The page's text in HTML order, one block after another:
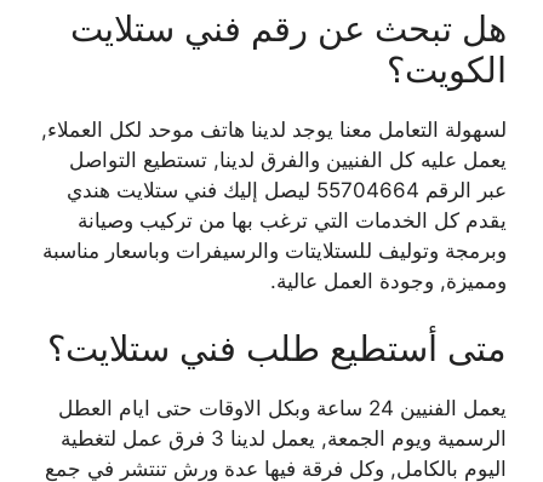
هل تبحث عن رقم فني ستلايت
الكويت؟
لسهولة التعامل معنا يوجد لدينا هاتف موحد لكل العملاء,
يعمل عليه كل الفنيين والفرق لدينا, تستطيع التواصل
عبر الرقم 55704664 ليصل إليك فني ستلايت هندي
يقدم كل الخدمات التي ترغب بها من تركيب وصيانة
وبرمجة وتوليف للستلايتات والرسيفرات وباسعار مناسبة
ومميزة, وجودة العمل عالية.
متى أستطيع طلب فني ستلايت؟
يعمل الفنيين 24 ساعة وبكل الاوقات حتى ايام العطل
الرسمية ويوم الجمعة, يعمل لدينا 3 فرق عمل لتغطية
اليوم بالكامل, وكل فرقة فيها عدة ورش تنتشر في جمع